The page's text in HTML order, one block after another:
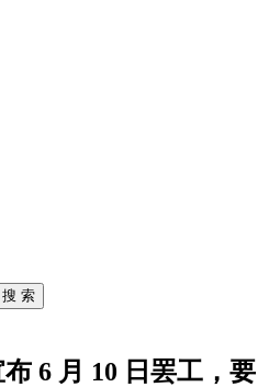
搜 索
6 月 10 日罢工，要